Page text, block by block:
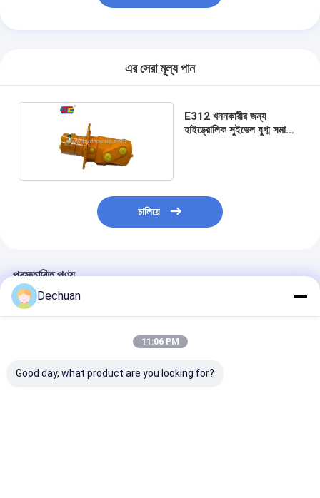
এর সেরা মূল্য পান
E312 খননকারীর জন্য
হাইড্রোলিক সুইভেল যুগ্ম সমাবেশ
চালিয়ে
প্রস্তাবিত পণ্য
Dechuan
11:06 PM
Good day, what product are you looking for?